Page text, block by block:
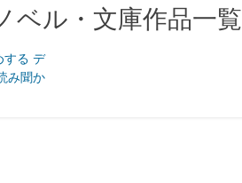
ベル・文庫作品一覧
する デ
み聞か